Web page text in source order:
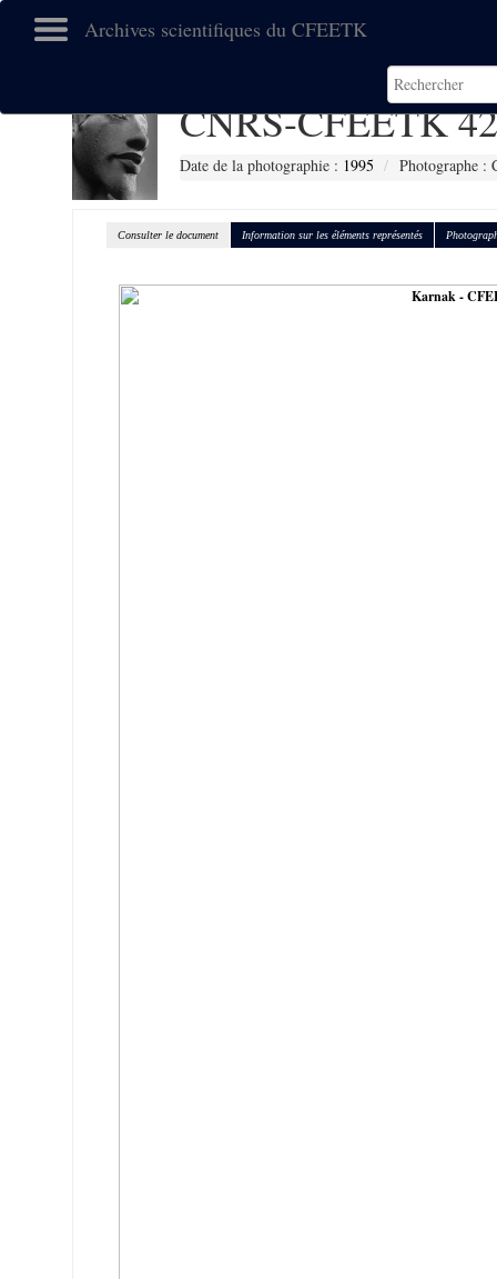
Archives scientifiques du CFEETK
CNRS-CFEETK
Date de la photographie : 1995 Photographe :
Consulter le document Information sur les éléments représentés